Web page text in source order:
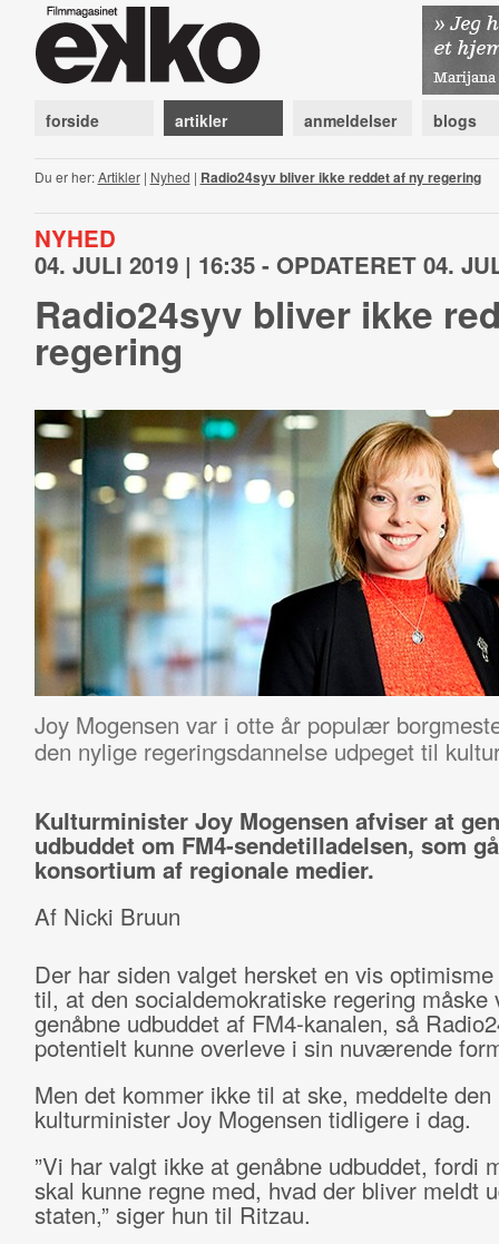
forside artikler anmeldelser blogs
Du er her:Artikler| Nyhed | Radio24syv bliver ikke reddet af ny regering
NYHED
04. JULI 2019 | 16:35 - OPDATERET 04.
Radio24syv bliver ikke
regering
Joy Mogensen var i otte år populær
den nylige regeringsdannelse udpeget til
Kulturminister Joy Mogensen afviser at
udbuddet om FM4-sendetilladelsen, som
konsortium af regionale medier.
Af Nicki Bruun
Der har siden valget hersket en vis
til, at den socialdemokratiske regering måske
genåbne udbuddet af FM4-kanalen, så
potentielt kunne overleve i sin nuværende
Men det kommer ikke til at ske, meddelte den
kulturminister Joy Mogensen tidligere i dag.
”Vi har valgt ikke at genåbne udbuddet, fordi
skal kunne regne med, hvad der bliver meldt
staten,” siger hun til Ritzau.